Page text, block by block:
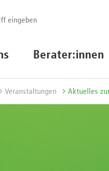
Berater:innen
Veranstaltungen Aktuelles